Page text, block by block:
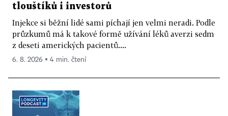
tlouštíků i investorů
Injekce si běžní lidé sami píchají jen velmi neradi. Podle
průzkumů má k takové formě užívání léků averzi sedm
z deseti amerických pacientů....
6. 8. 2026 ▪ 4 min. čtení